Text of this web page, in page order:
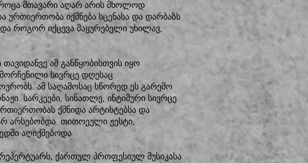
მთავარი აღარ არის მხოლოდ
ურთიერთობა იქმნება სცენასა და დარბაზს
როგორ იქცევა მაყურებელი უხილავ,
ამ განწყობისთვის იყო
სივრცე დღესაც
ამ საღამოსაც სწორედ ეს გარემო
სარკეები, სინათლე, ინტიმური სივრცე
ქმნიდა არტისტებსა და
არსებობდა. თითოეული ჟესტი,
აღიქმებოდა.
ქართულ პროფესიულ მუსიკასა